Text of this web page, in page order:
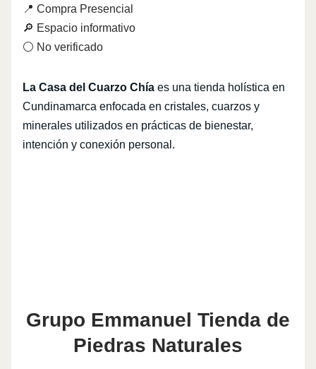
📍 Compra Presencial
🔎 Espacio informativo
⚪ No verificado
La Casa del Cuarzo Chía es una tienda holística en
Cundinamarca enfocada en cristales, cuarzos y
minerales utilizados en prácticas de bienestar,
intención y conexión personal.
Grupo Emmanuel Tienda de
Piedras Naturales